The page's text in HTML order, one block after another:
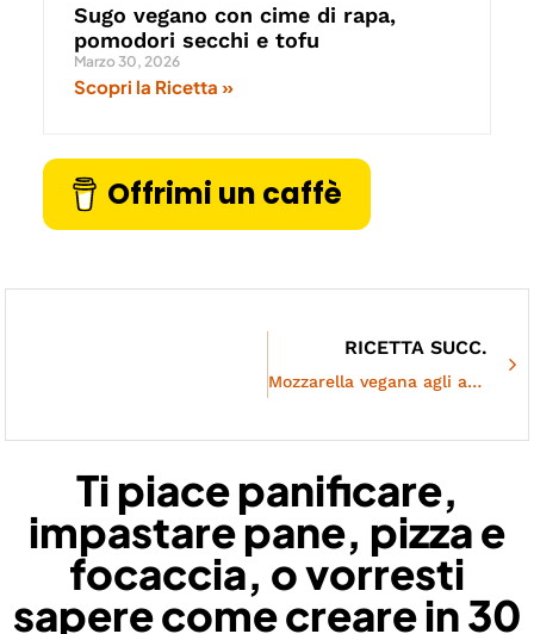
Sugo vegano con cime di rapa,
pomodori secchi e tofu
Marzo 30, 2026
Scopri la Ricetta »
Offrimi un caffè
RICETTA SUCC.
Mozzarella vegana agli anacardi fatta in casa
Ti piace panificare,
impastare pane, pizza e
focaccia, o vorresti
sapere come creare in 30